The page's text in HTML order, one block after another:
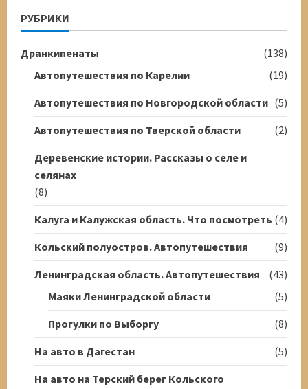
РУБРИКИ
Дранкипенаты
(138)
Автопутешествия по Карелии
(19)
Автопутешествия по Новгородской области (5)
Автопутешествия по Тверской области
(2)
Деревенские истории. Рассказы о селе и
селянах
(8)
Калуга и Калужская область. Что посмотреть (4)
Кольский полуостров. Автопутешествия
(9)
Ленинградская область. Автопутешествия
(43)
Маяки Ленинградской области
(5)
Прогулки по Выборгу
(8)
На авто в Дагестан
(5)
На авто на Терский берег Кольского